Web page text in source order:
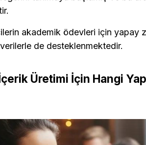
akademik ödevleri için yapay
de desteklenmektedir.
İçerik Üretimi İçin Hangi